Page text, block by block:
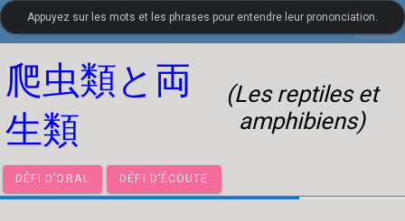
LanguageGuide.org •Vocabulaire visuel de japonais settings
爬虫類と両
生類
(Les reptiles et
amphibiens)
DÉFI D’ORAL DÉFI D’ÉCOUTE
Appuyez sur les mots et les phrases pour entendre leur prononciation.